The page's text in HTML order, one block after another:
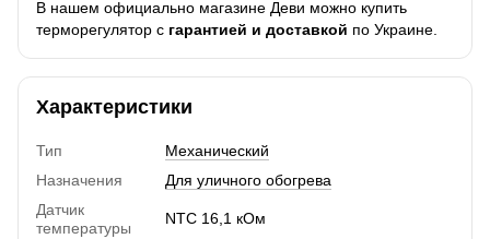
В нашем официально магазине Деви можно купить
терморегулятор с гарантией и доставкой по Украине.
Характеристики
Тип
Механический
Назначения
Для уличного обогрева
Датчик
температуры
NTC 16,1 кОм